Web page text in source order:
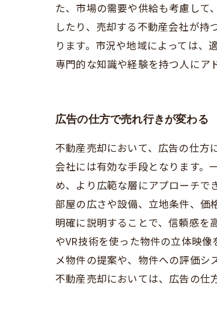
た、市場の需要や供給も考慮して
したり、売却する不動産会社が
ります。市況や地域によっては、
専門的な知識や経験を持つ人にア
広告の仕方で売れ行きが変わる
不動産売却において、広告の仕方
会社には有効な手段となります。
め、より広範な層にアプローチで
部屋の広さや設備、立地条件、価
明確に説明することで、信頼感を
やVR技術を使った物件の立体映
メ物件の提案や、物件への評価シ
不動産売却においては、広告の仕